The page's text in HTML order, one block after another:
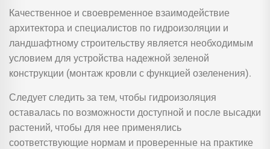
Качественное и своевременное взаимодействие
архитектора и специалистов по гидроизоляции и
ландшафтному строительству является необходимым
условием для устройства надежной зеленой
конструкции (монтаж кровли с функцией озеленения).
Следует следить за тем, чтобы гидроизоляция
оставалась по возможности доступной и после высадки
растений, чтобы для нее применялись
соответствующие нормам и проверенные на практике